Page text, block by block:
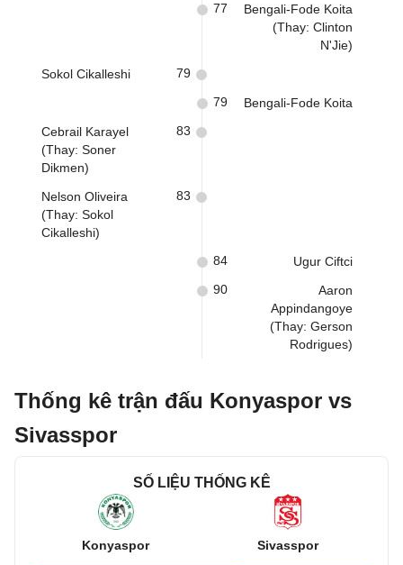
Bengali-Fode Koita
(Thay: Clinton
N'Jie)
77
Sokol Cikalleshi 79
Bengali-Fode Koita
79
Cebrail Karayel
(Thay: Soner
Dikmen)
83
Nelson Oliveira
(Thay: Sokol
Cikalleshi)
83
Ugur Ciftci
84
Aaron
Appindangoye
(Thay: Gerson
Rodrigues)
90
Thống kê trận đấu Konyaspor vs
Sivasspor
SỐ LIỆU THỐNG KÊ
Konyaspor Sivasspor